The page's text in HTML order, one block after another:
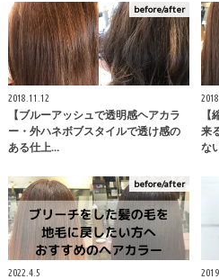
before/after
2018.11.12
【ブルーアッシュで透明感ヘアカラ
ー・外ハネボブスタイルで透け感の
ある仕上…
来
な
before/after
2022.4.5